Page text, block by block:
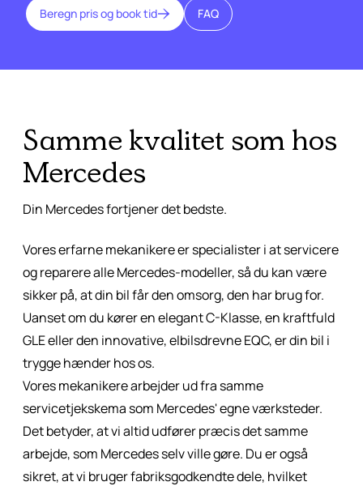
Beregn pris og book tid FAQ
Samme kvalitet som hos
Mercedes
Din Mercedes fortjener det bedste.
Vores erfarne mekanikere er specialister i at servicere
og reparere alle Mercedes-modeller, så du kan være
sikker på, at din bil får den omsorg, den har brug for.
Uanset om du kører en elegant C-Klasse, en kraftfuld
GLE eller den innovative, elbilsdrevne EQC, er din bil i
trygge hænder hos os.
Vores mekanikere arbejder ud fra samme
servicetjekskema som Mercedes' egne værksteder.
Det betyder, at vi altid udfører præcis det samme
arbejde, som Mercedes selv ville gøre. Du er også
sikret, at vi bruger fabriksgodkendte dele, hvilket